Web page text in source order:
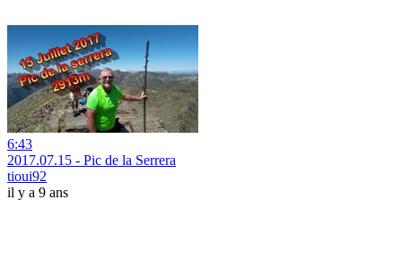
6:43
2017.07.15 - Pic de la Serrera
tioui92
il y a 9 ans